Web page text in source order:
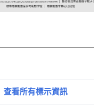
查看所有標示資訊